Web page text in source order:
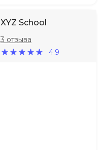
XYZ School
4.9
3 отзыва